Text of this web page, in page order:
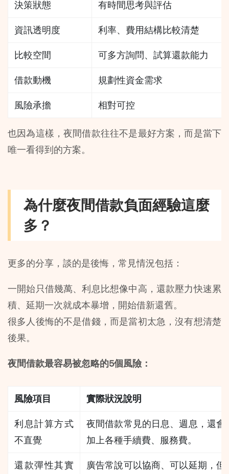
決策狀態 有時間思考與評估
資訊透明度 利率、費用結構比較清楚
比較空間 可多方詢問、試算還款能力
借款動機 規劃性資金需求
風險承擔 相對可控
也因為這樣，夜間借款往往不是最好方案，而是當下
唯一看得到的方案。
為什麼夜間借款負面經驗這麼
多？
更多的分享，談的是後悔，常見情況包括：
一開始只借幾萬、利息比想像中高，還款壓力快速累
積、延期一次就成本暴增，開始借新還舊。
很多人後悔的不是借錢，而是當初太急，沒有想清楚
後果。
夜間借款最容易被忽略的5個風險：
風險項目 實際狀況說明
利息計算方式
不直覺
夜間借款常見的日息、週息，還會
加上各種手續費、服務費。
還款彈性其實
廣告常說可以協商、可以延期，但